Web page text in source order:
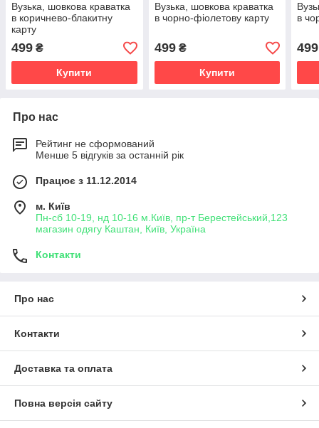
Вузька, шовкова краватка
в коричнево-блакитну
карту
499 ₴
Купити
Вузька, шовкова краватка
в чорно-фіолетову карту
499₴
Купити
в
499
Про нас
Рейтинг не сформований
Менше 5 відгуків за останній рік
Працює з 11.12.2014
м. Київ
Пн-сб 10-19, нд 10-16 м.Київ, пр-т Берестейський,123
магазин одягу Каштан, Київ, Україна
Контакти
Про нас
Контакти
Доставка та оплата
Повна версія сайту